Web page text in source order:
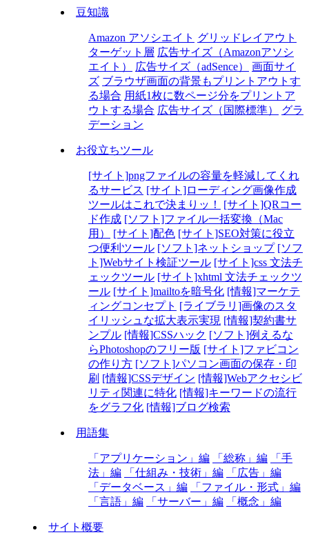
豆知識
Amazon アソシエイト グリッドレイアウト
ターゲット層 広告サイズ（Amazonアソシ
エイト）
広告サイズ（adSence）
画面サイ
ズ ブラウザ画面の背景もプリントアウトす
る場合 用紙1枚に数ページ分をプリントア
ウトする場合 広告サイズ（国際標準）
グラ
デーション
お役立ちツール
[サイト]pngファイルの容量を軽減してくれ
るサービス [サイト]ローディング画像作成
ツールはこれで決まりッ！
[サイト]QRコー
ド作成 [ソフト]ファイル一括変換（Mac
用）
[サイト]配色 [サイト]SEO対策に役立
つ便利ツール [ソフト]ネットショップ [ソフ
ト]Webサイト検証ツール [サイト]css 文法チ
ェックツール [サイト]xhtml 文法チェックツ
ール [サイト]mailtoを暗号化 [情報]マーケテ
ィングコンセプト [ライブラリ]画像のスタ
イリッシュな拡大表示実現 [情報]契約書サ
ンプル [情報]CSSハック [ソフト]例えるな
らPhotoshopのフリー版 [サイト]ファビコン
の作り方 [ソフト]パソコン画面の保存・印
刷 [情報]CSSデザイン [情報]Webアクセシビ
リティ関連に特化 [情報]キーワードの流行
をグラフ化 [情報]ブログ検索
用語集
「アプリケーション」編 「総称」編
「手
法」編
「仕組み・技術」編
「広告」編
「データベース」編
「ファイル・形式」編
「言語」編
「サーバー」編 「概念」編
サイト概要